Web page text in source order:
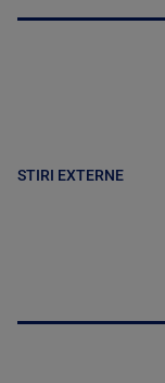
STIRI EXTERNE